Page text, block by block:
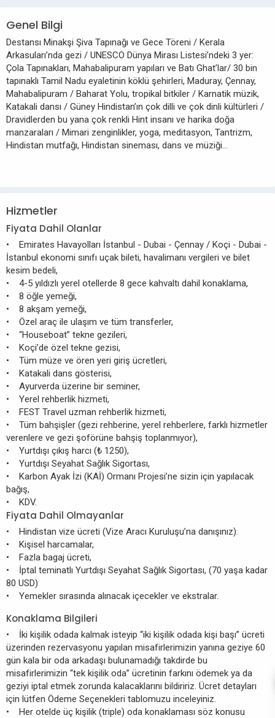
Genel Bilgi
Destansı Minakşi Şiva Tapınağı ve Gece Töreni / Kerala
Arkasuları’nda gezi / UNESCO Dünya Mirası Listesi’ndeki 3 yer:
Çola Tapınakları, Mahabalipuram yapıları ve Batı Ghat’lar/ 30 bin
tapınaklı Tamil Nadu eyaletinin köklü şehirleri, Maduray, Çennay,
Mahabalipuram / Baharat Yolu, tropikal bitkiler / Karnatik müzik,
Katakali dansı / Güney Hindistan’ın çok dilli ve çok dinli kültürleri /
Dravidlerden bu yana çok renkli Hint insanı ve harika doğa
manzaraları / Mimari zenginlikler, yoga, meditasyon, Tantrizm,
Hindistan mutfağı, Hindistan sineması, dans ve müziği...
Hizmetler
Fiyata Dahil Olanlar
• Emirates Havayolları İstanbul - Dubai - Çennay / Koçi - Dubai -
İstanbul ekonomi sınıfı uçak bileti, havalimanı vergileri ve bilet
kesim bedeli,
• 4-5 yıldızlı yerel otellerde 8 gece kahvaltı dahil konaklama,
• 8 öğle yemeği,
• 8 akşam yemeği,
• Özel araç ile ulaşım ve tüm transferler,
• “Houseboat” tekne gezileri,
• Koçi’de özel tekne gezisi,
• Tüm müze ve ören yeri giriş ücretleri,
• Katakali dans gösterisi,
• Ayurverda üzerine bir seminer,
• Yerel rehberlik hizmeti,
• FEST Travel uzman rehberlik hizmeti,
• Tüm bahşişler (gezi rehberine, yerel rehberlere, farklı hizmetler
verenlere ve gezi şoförüne bahşiş toplanmıyor),
• Yurtdışı çıkış harcı (₺ 1250),
• Yurtdışı Seyahat Sağlık Sigortası,
• Karbon Ayak İzi (KAİ) Ormanı Projesi’ne sizin için yapılacak
bağış,
• KDV.
Fiyata Dahil Olmayanlar
• Hindistan vize ücreti (Vize Aracı Kuruluşu’na danışınız).
• Kişisel harcamalar,
• Fazla bagaj ücreti,
• İptal teminatlı Yurtdışı Seyahat Sağlık Sigortası, (70 yaşa kadar
80 USD)
• Yemekler sırasında alınacak içecekler ve ekstralar.
Konaklama Bilgileri
• İki kişilik odada kalmak isteyip “iki kişilik odada kişi başı” ücreti
üzerinden rezervasyonu yapılan misafirlerimizin yanına geziye 60
gün kala bir oda arkadaşı bulunamadığı takdirde bu
misafirlerimizin “tek kişilik oda” ücretinin farkını ödemek ya da
geziyi iptal etmek zorunda kalacaklarını bildiririz. Ücret detayları
için lütfen Ödeme Seçenekleri tablomuzu inceleyiniz.
• Her otelde üç kişilik (triple) oda konaklaması söz konusu